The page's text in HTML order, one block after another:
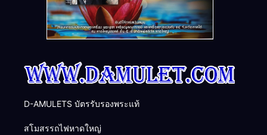
D-AMULETS บัตรรับรองพระแท้
สโมสรรถไฟหาดใหญ่